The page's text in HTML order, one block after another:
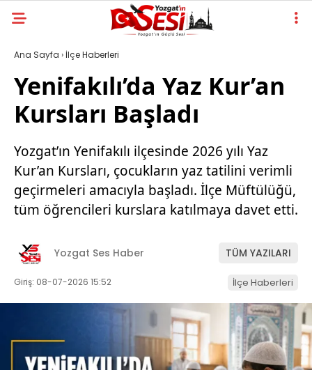
Ana Sayfa › İlçe Haberleri
Yenifakılı’da Yaz Kur’an
Kursları Başladı
Yozgat’ın Yenifakılı ilçesinde 2026 yılı Yaz
Kur’an Kursları, çocukların yaz tatilini verimli
geçirmeleri amacıyla başladı. İlçe Müftülüğü,
tüm öğrencileri kurslara katılmaya davet etti.
Yozgat Ses Haber TÜM YAZILARI
Giriş: 08-07-2026 15:52 İlçe Haberleri